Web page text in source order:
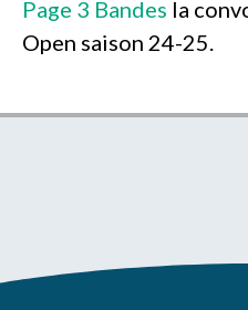
Page 3 Bandes la
Open saison 24-25.